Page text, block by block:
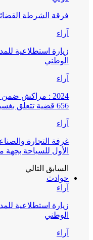
فرقة الشرطة
آراء
زيارة استطلاعية
الوطني
آراء
2024 : مراكش
656 قضية تتعلق بغسيل الأموال
آراء
غرفة التجارة
الأول للسياحة
السابق التالي
حوادث
آراء
زيارة استطلاعية
الوطني
آراء